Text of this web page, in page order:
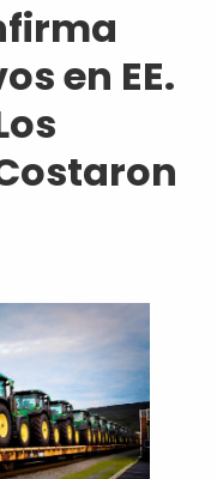
en EE.